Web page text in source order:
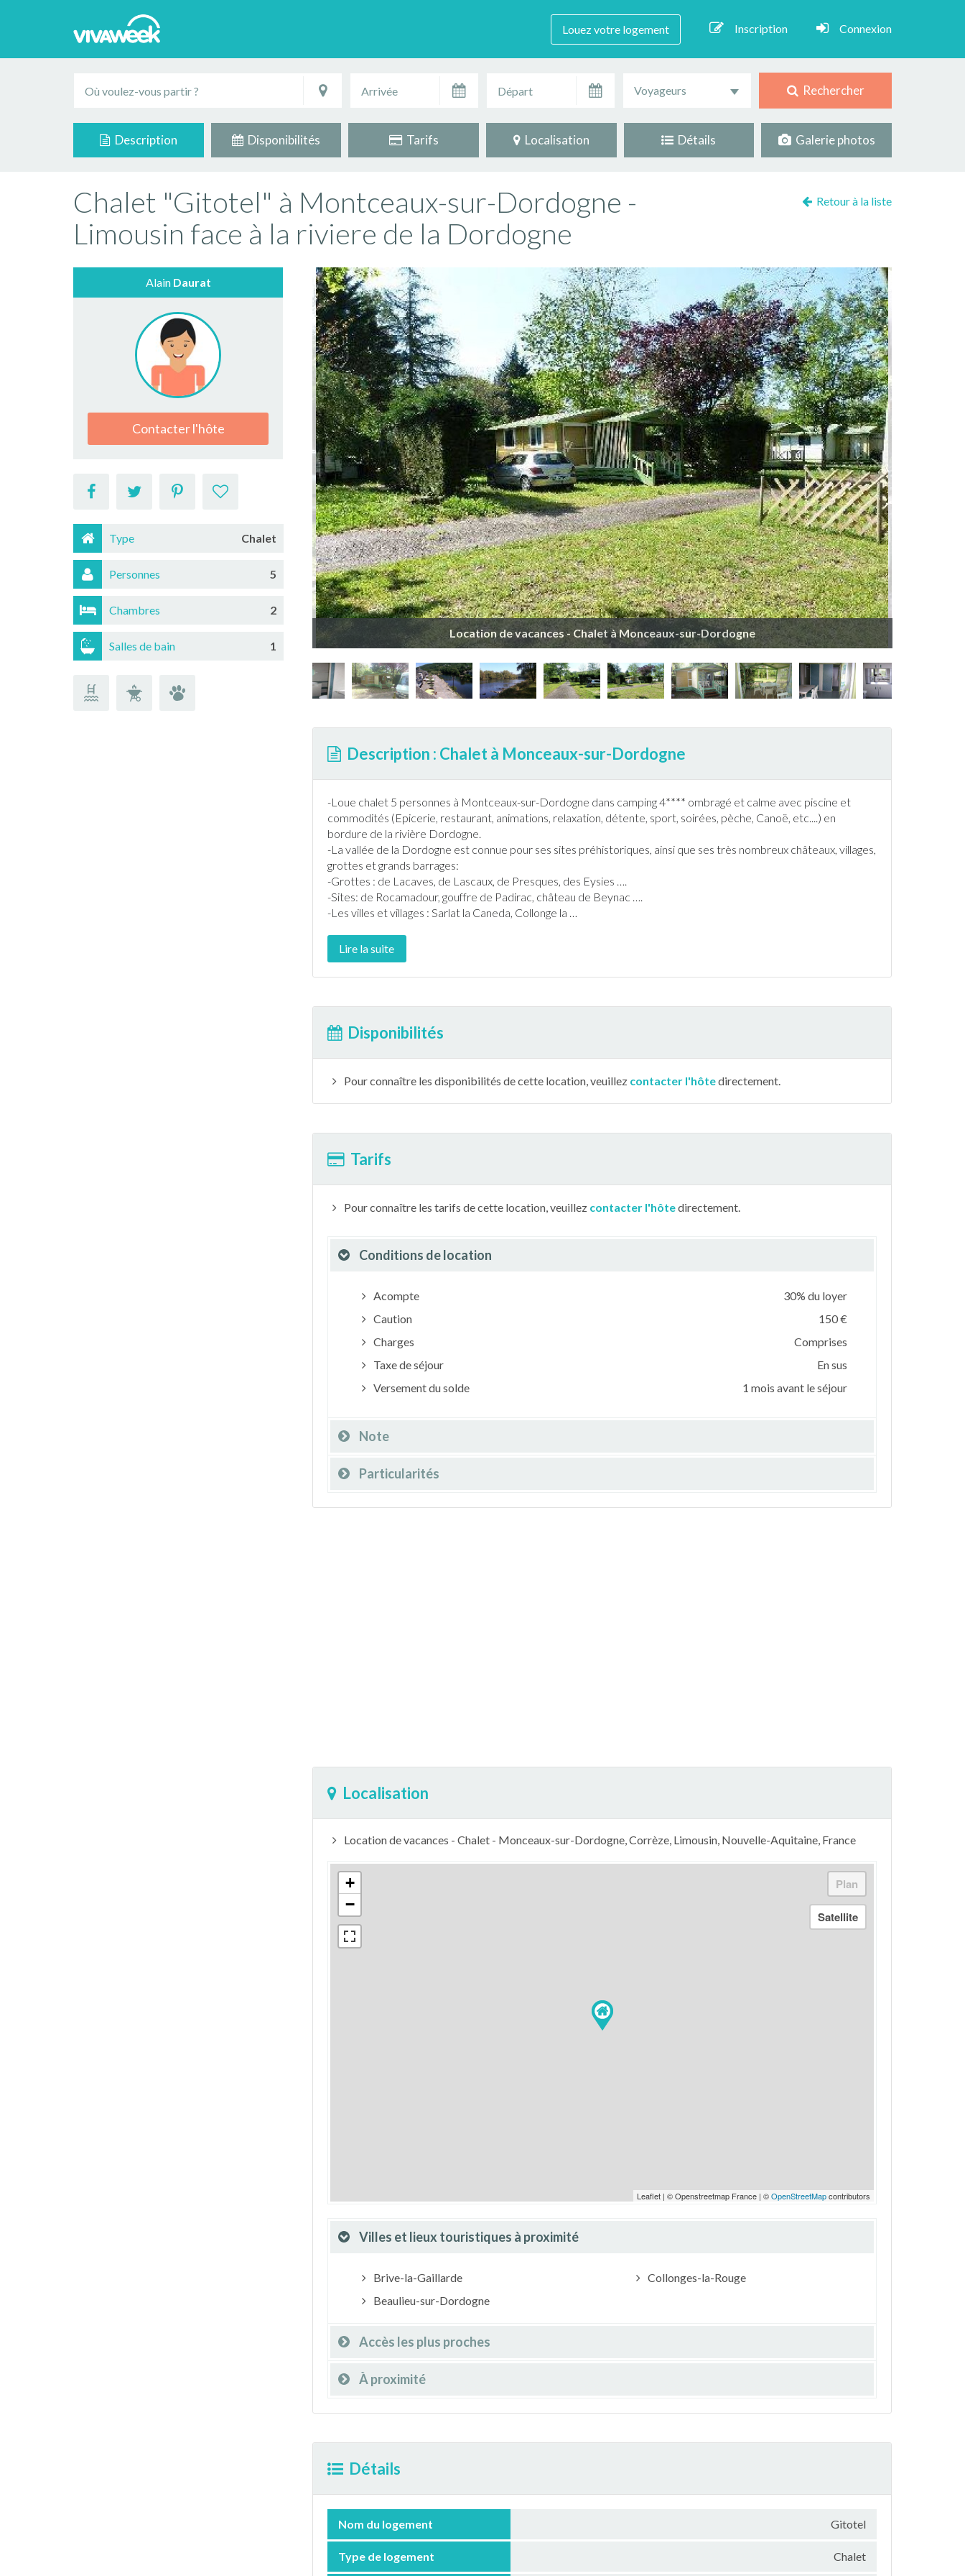
Louez votre logement Inscription Connexion
Voyageurs Rechercher
Description Disponibilités Tarifs Localisation Détails Galerie photos
Chalet "Gitotel" à Montceaux-sur-Dordogne -
Limousin face à la riviere de la Dordogne
Retour à la liste
Alain Daurat
Contacter l'hôte
Type Chalet
Personnes 5
Chambres 2
Salles de bain 1
Location de vacances - Chalet à Monceaux-sur-Dordogne
Description : Chalet à Monceaux-sur-Dordogne
-Loue chalet5 personnes à Montceaux-sur-Dordogne dans camping 4**** ombragé et calme avec piscine et
commodités (Epicerie, restaurant, animations, relaxation, détente, sport, soirées, pèche, Canoë, etc....) en
bordure de la rivière Dordogne.
-La vallée de la Dordogne est connue pour ses sites préhistoriques, ainsi que ses très nombreux châteaux, villages,
grottes et grands barrages:
-Grottes : de Lacaves, de Lascaux, de Presques, des Eysies ….
-Sites: de Rocamadour, gouffre de Padirac, château de Beynac ….
-Les villes et villages : Sarlat la Caneda, Collonge la …
Lire la suite
Disponibilités
Pour connaître les disponibilités de cette location, veuillez contacter l'hôtedirectement.
Tarifs
Pour connaître les tarifs de cette location, veuillez contacter l'hôtedirectement.
Conditions de location
Acompte
30% du loyer
Caution
150 €
Charges
Comprises
Taxe de séjour
En sus
Versement du solde
1 mois avant le séjour
Note
Particularités
Localisation
Location de vacances - Chalet - Monceaux-sur-Dordogne, Corrèze, Limousin, Nouvelle-Aquitaine, France
+
−
Leaflet | © Openstreetmap France | ©OpenStreetMapcontributors
Villes et lieux touristiques à proximité
Brive-la-Gaillarde
Beaulieu-sur-Dordogne
Collonges-la-Rouge
Accès les plus proches
À proximité
Détails
Nom du logement Gitotel
Type de logement Chalet